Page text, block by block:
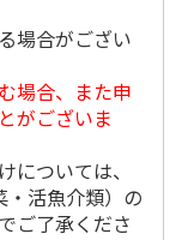
３
福島県産ふぞろい
桃 川中島白桃
3,400円
(送料・税込)
場合がござい
場合、また申
がございま
ついては、
活魚介類）の
ご了承くださ